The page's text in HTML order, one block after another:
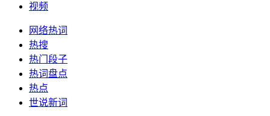
视频
网络热词
热搜
热门段子
热词盘点
热点
世说新词